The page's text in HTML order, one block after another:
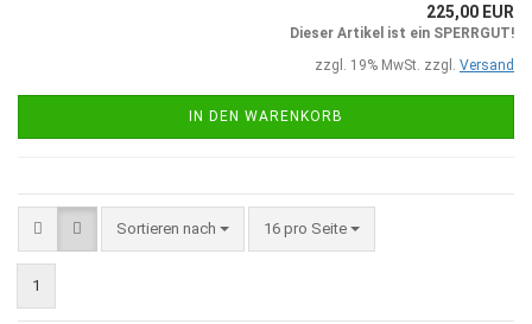
225,00 EUR
Dieser Artikel ist ein SPERRGUT!
zzgl. 19% MwSt. zzgl. Versand
IN DEN WARENKORB
Sortieren nach 16 pro Seite
1